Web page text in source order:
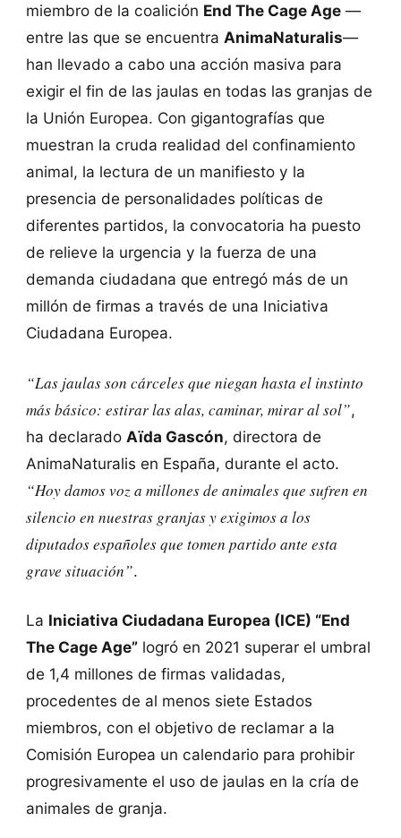
miembro de la coalición End The Cage Age—
entre las que se encuentra AnimaNaturalis—
han llevado a cabo una acción masiva para
exigir el fin de las jaulas en todas las granjas de
la Unión Europea. Con gigantografías que
muestran la cruda realidad del confinamiento
animal, la lectura de un manifiesto y la
presencia de personalidades políticas de
diferentes partidos, la convocatoria ha puesto
de relieve la urgencia y la fuerza de una
demanda ciudadana que entregó más de un
millón de firmas a través de una Iniciativa
Ciudadana Europea.
“Las jaulas son cárceles que niegan hasta el instinto
más básico: estirar las alas, caminar, mirar al sol”,
ha declarado Aïda Gascón, directora de
AnimaNaturalis en España, durante el acto.
“Hoy damos voz a millones de animales que sufren en
silencio en nuestras granjas y exigimos a los
diputados españoles que tomen partido ante esta
grave situación”.
La Iniciativa Ciudadana Europea (ICE) “End
The Cage Age”logró en 2021 superar el umbral
de 1,4 millones de firmas validadas,
procedentes de al menos siete Estados
miembros, con el objetivo de reclamar a la
Comisión Europea un calendario para prohibir
progresivamente el uso de jaulas en la cría de
animales de granja.